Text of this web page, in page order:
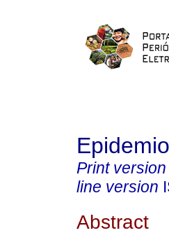
Print version
line version
Abstract